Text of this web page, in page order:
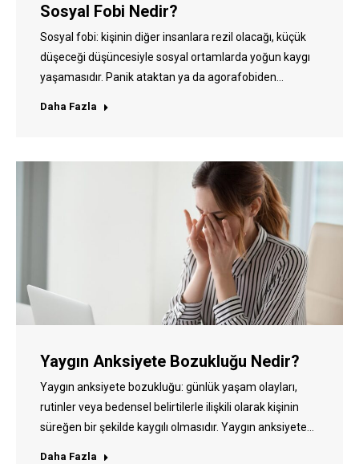
Sosyal Fobi Nedir?
Sosyal fobi: kişinin diğer insanlara rezil olacağı, küçük
düşeceği düşüncesiyle sosyal ortamlarda yoğun kaygı
yaşamasıdır. Panik ataktan ya da agorafobiden…
Daha Fazla
Yaygın Anksiyete Bozukluğu Nedir?
Yaygın anksiyete bozukluğu: günlük yaşam olayları,
rutinler veya bedensel belirtilerle ilişkili olarak kişinin
süreğen bir şekilde kaygılı olmasıdır. Yaygın anksiyete…
Daha Fazla